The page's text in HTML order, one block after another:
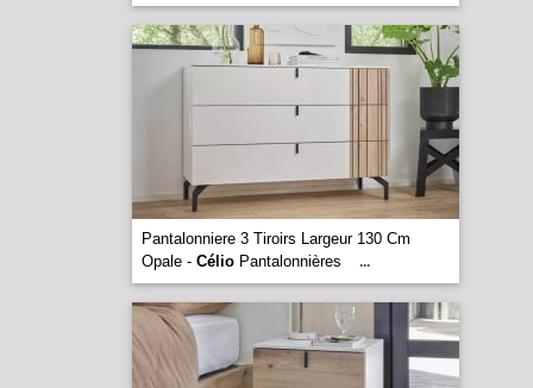
Pantalonniere 3 Tiroirs Largeur 130 Cm
Opale - CélioPantalonnières ...